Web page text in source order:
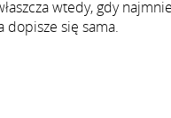
wtedy, gdy
dopisze się sama.